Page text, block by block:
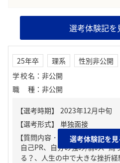
選考体験記を
25年卒 理系
性別非公開
学校名 ： 非公開
職種 ： 非公開
【質問内容・課題】
自己PR、自分の強み/弱み、周
る？、人生の中で大きな挫折
選考体験記を見